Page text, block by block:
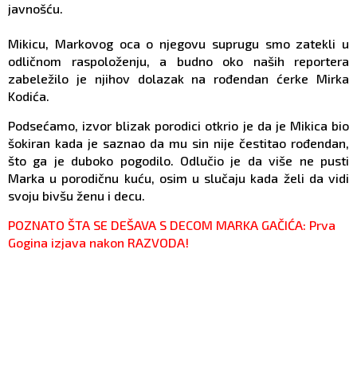
javnošću.
Mikicu, Markovog oca o njegovu suprugu smo zatekli u
odličnom raspoloženju, a budno oko naših reportera
zabeležilo je njihov dolazak na rođendan ćerke Mirka
Kodića.
Podsećamo, izvor blizak porodici otkrio je da je Mikica bio
šokiran kada je saznao da mu sin nije čestitao rođendan,
što ga je duboko pogodilo. Odlučio je da više ne pusti
Marka u porodičnu kuću, osim u slučaju kada želi da vidi
svoju bivšu ženu i decu.
POZNATO ŠTA SE DEŠAVA S DECOM MARKA GAČIĆA: Prva
Gogina izjava nakon RAZVODA!